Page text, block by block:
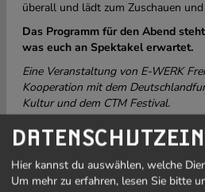
überall und lädt zum Zuschauen
Das Programm für den Abend
was euch an Spektakel erwartet.
Eine Veranstaltung von E-WERK
Kooperation mit dem
Kultur und dem CTM Festival.
Gefördert vom Kulturamt der Stadt
Gesponsort von der Sparkasse
Breisgau.
Ab 19:00 Uhr geht's los, der Eintritt
Hier kannst du auswählen, welche
Um mehr zu erfahren, lesen Sie bitte